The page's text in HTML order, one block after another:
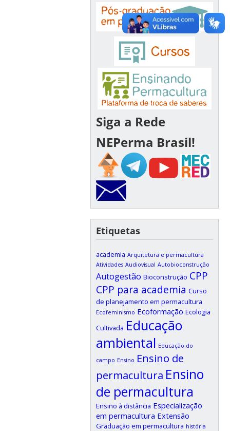
Siga a Rede
NEPerma Brasil!
Etiquetas
academia Arquitetura e permacultura
Atividades Audiovisual Autobioconstrução
Autogestão Bioconstrução CPP
CPP para academia Curso
de planejamento em permacultura
Ecofeminismo Ecoformação Ecologia
Cultivada Educação
ambiental Educação do
campo Ensino Ensino de
permacultura Ensino
de permacultura
Ensino à distância Especialização
em permacultura Extensão
Graduação em permacultura história